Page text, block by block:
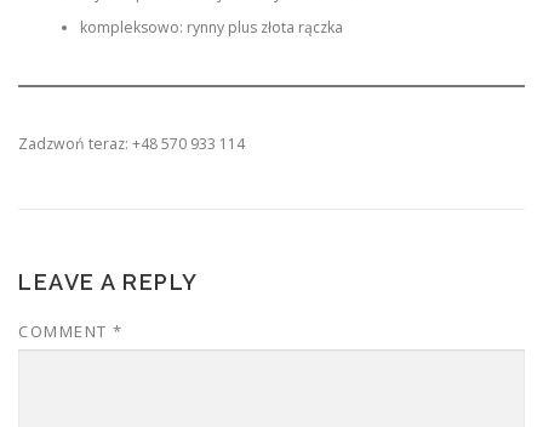
kompleksowo: rynny plus złota rączka
Zadzwoń teraz: +48 570 933 114
LEAVE A REPLY
COMMENT *